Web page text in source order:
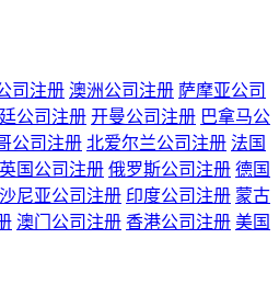
司注册 澳洲公司注册 萨摩亚公司
公司注册 开曼公司注册 巴拿马公
公司注册 北爱尔兰公司注册 法国
英国公司注册 俄罗斯公司注册 德国
尼亚公司注册 印度公司注册 蒙古
澳门公司注册 香港公司注册 美国